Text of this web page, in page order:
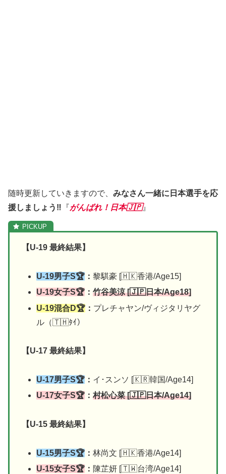
随時更新していきますので、 みなさん一緒に日本選手を応
援しましょう‼︎ 『がんばれ！日本🇯🇵』
【U-19 最終結果】
U-19男子S🏆 ：黎騏豪 [🇭🇰香港/Age15]
U-19女子S🏆 ：竹谷美涼 [🇯🇵日本/Age18]
U-19混合D🏆 ： プレチャヤン/ヴィジタリヤグ
ル（🇹🇭ﾀｲ）
【U-17 最終結果】
U-17男子S🏆 ： イ･スンソ [🇰🇷韓国/Age14]
U-17女子S🏆 ：村松心菜 [🇯🇵日本/Age14]
【U-15 最終結果】
U-15男子S🏆 ：林尚文 [🇭🇰香港/Age14]
U-15女子S🏆 ： 陳芷妍 [🇹🇼台湾/Age14]